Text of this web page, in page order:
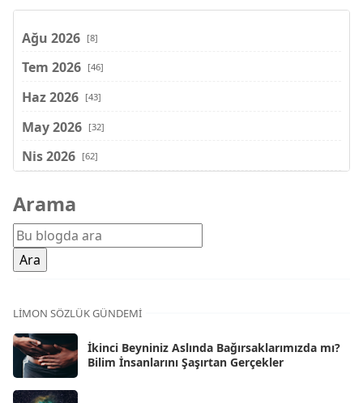
Ağu 2026 [8]
Tem 2026 [46]
Haz 2026 [43]
May 2026 [32]
Nis 2026 [62]
Şub 2026
Oca 2026 [72]
Ara 2025
Kas 2025
Eki 2025
Eyl 2025 [56]
Ağu 2025
Arama
LIMON SÖZLÜK GÜNDEMI
İkinci Beyniniz Aslında Bağırsaklarımızda mı?
Bilim İnsanlarını Şaşırtan Gerçekler